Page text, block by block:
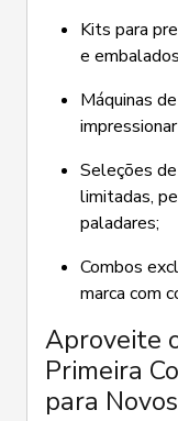
Kits para
e
Máquinas
Seleções
limitadas,
paladares;
Combos
marca com
Aproveite
Primeira
para